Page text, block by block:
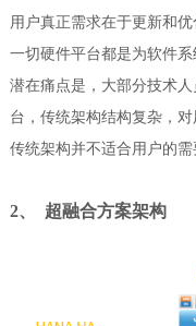
用户真正需求在于更新和
一切硬件平台都是为软件系
潜在痛点是，大部分技术
台，传统架构结构复杂，对
传统架构并不适合用户的需
2、 超融合方案架构